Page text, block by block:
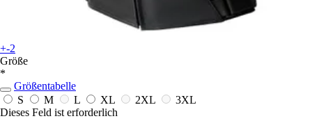
+-2
Größe
*
Größentabelle
S
M L XL 2XL
3XL
Dieses Feld ist erforderlich